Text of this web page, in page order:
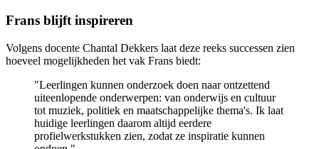
Frans blijft inspireren
Volgens docente Chantal Dekkers laat deze reeks successen zien
hoeveel mogelijkheden het vak Frans biedt:
"Leerlingen kunnen onderzoek doen naar ontzettend
uiteenlopende onderwerpen: van onderwijs en cultuur
tot muziek, politiek en maatschappelijke thema's. Ik laat
huidige leerlingen daarom altijd eerdere
profielwerkstukken zien, zodat ze inspiratie kunnen